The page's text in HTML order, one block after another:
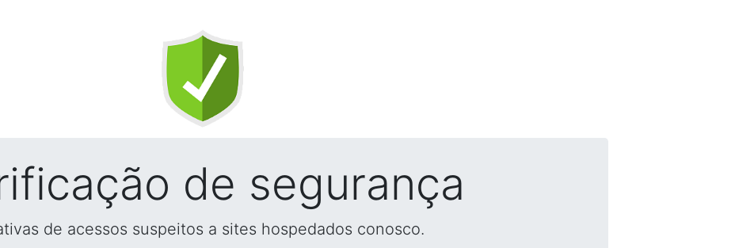
de segurança
de acessos suspeitos a sites hospedados conosco.